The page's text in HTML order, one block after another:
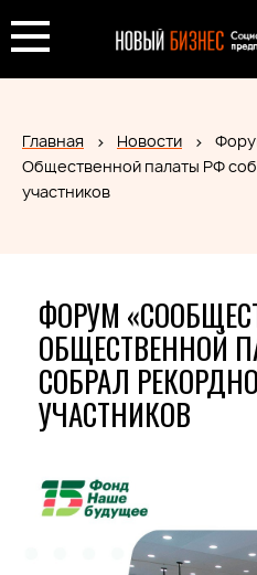
Главная Новости
Общественной палаты РФ
участников
ФОРУМ
ОБЩЕСТВЕННОЙ
СОБРАЛ
УЧАСТНИКОВ